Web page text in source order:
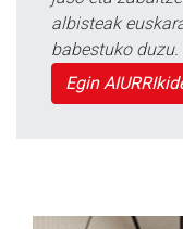
albisteak
babestuko duzu.
Egin